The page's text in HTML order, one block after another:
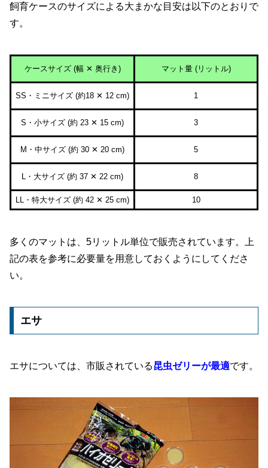
飼育ケースのサイズによる大まかな目安は以下のとおりで
す。
ケースサイズ (幅 ✕ 奥行き) マット量 (リットル)
SS・ミニサイズ (約18 ✕ 12 cm) 1
S・小サイズ (約 23 ✕ 15 cm) 3
M・中サイズ (約 30 ✕ 20 cm) 5
L・大サイズ (約 37 ✕ 22 cm) 8
LL・特大サイズ (約 42 ✕ 25 cm) 10
多くのマットは、5リットル単位で販売されています。上
記の表を参考に必要量を用意しておくようにしてくださ
い。
エサ
エサについては、市販されている昆虫ゼリーが最適です。